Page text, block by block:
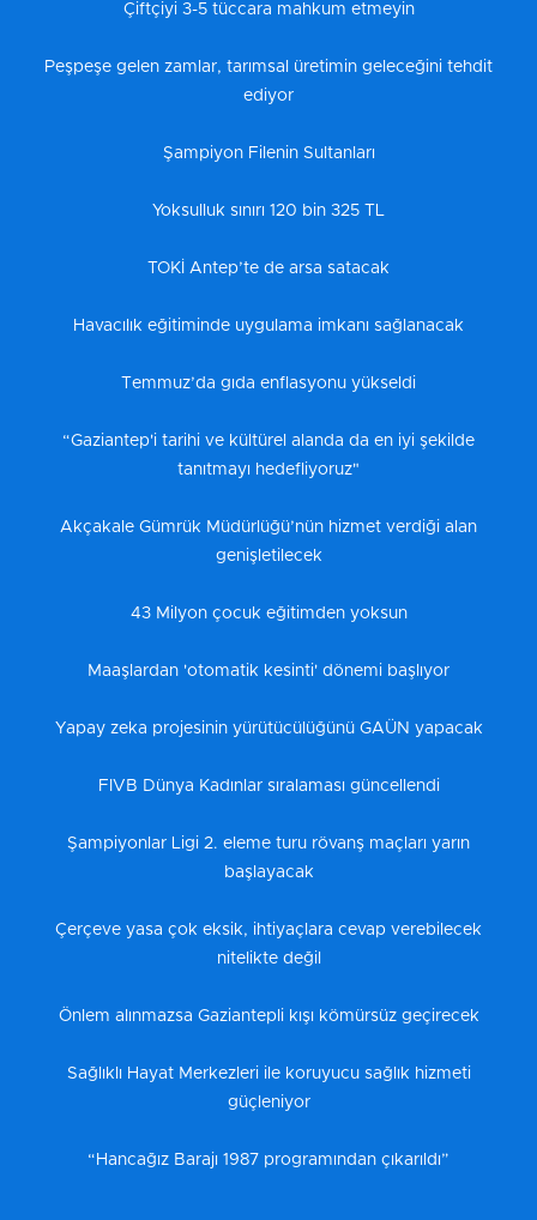
Çiftçiyi 3-5 tüccara mahkum etmeyin
Peşpeşe gelen zamlar, tarımsal üretimin geleceğini tehdit
ediyor
Şampiyon Filenin Sultanları
Yoksulluk sınırı 120 bin 325 TL
TOKİ Antep’te de arsa satacak
Havacılık eğitiminde uygulama imkanı sağlanacak
Temmuz’da gıda enflasyonu yükseldi
“Gaziantep'i tarihi ve kültürel alanda da en iyi şekilde
tanıtmayı hedefliyoruz"
Akçakale Gümrük Müdürlüğü’nün hizmet verdiği alan
genişletilecek
43 Milyon çocuk eğitimden yoksun
Maaşlardan 'otomatik kesinti' dönemi başlıyor
Yapay zeka projesinin yürütücülüğünü GAÜN yapacak
FIVB Dünya Kadınlar sıralaması güncellendi
Şampiyonlar Ligi 2. eleme turu rövanş maçları yarın
başlayacak
Çerçeve yasa çok eksik, ihtiyaçlara cevap verebilecek
nitelikte değil
Önlem alınmazsa Gaziantepli kışı kömürsüz geçirecek
Sağlıklı Hayat Merkezleri ile koruyucu sağlık hizmeti
güçleniyor
“Hancağız Barajı 1987 programından çıkarıldı”